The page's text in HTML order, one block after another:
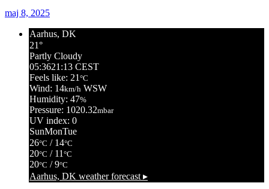
maj 8, 2025
Aarhus, DK
21°
Partly Cloudy
05:3621:13 CEST
Feels like: 21 °C
Wind: 14km/h WSW
Humidity: 47%
Pressure: 1020.32mbar
UV index: 0
SunMonTue
26°C / 14°C
20°C / 11 °C
20°C / 9°C
Aarhus, DK weather forecast ▸